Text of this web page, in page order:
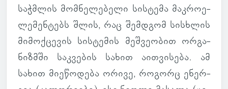
საჭ­მლის მომ­ნე­ლე­ბელი სის­ტემა მაკ­რო­ე­
ლე­მენ­ტებს შლის, რაც შემ­დგომ სის­ხლის
მი­მოქ­ცე­ვის სის­ტე­მის მეშ­ვე­ო­ბით ორ­გა­
ნიზ­მში საკ­ვე­ბის სახით აით­ვი­სება. ამ
სახით მი­ე­წო­დება ორივე, რო­გორც ენერ­